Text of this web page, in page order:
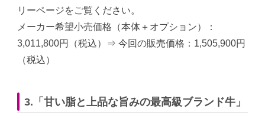
リーページをご覧ください。
メーカー希望小売価格（本体＋オプション）：
3,011,800円（税込）⇒ 今回の販売価格：1,505,900円
（税込）
3.「甘い脂と上品な旨みの最高級ブランド牛」